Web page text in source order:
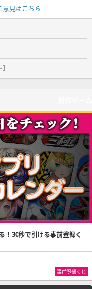
意見はこちら
！30秒で引ける事前登録く
事前登録くじ